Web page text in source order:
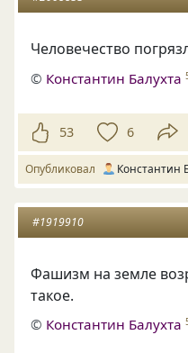
Человечество
© Константин Балухта
53 6
Опубликовал Константин
#1919910
Фашизм на земле
такое.
© Константин Балухта